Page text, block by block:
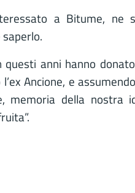
a Bitume, ne
anni hanno
Ancione, e
memoria della nostra